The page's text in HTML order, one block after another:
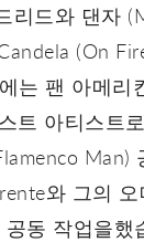
리드와 댄자
(On
는 팬 아메리
트 아티스트
와 그의
동 작업을했